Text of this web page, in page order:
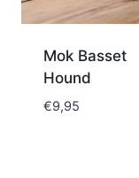
Mok Basset
Hound
€9,95